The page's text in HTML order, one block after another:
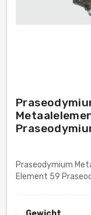
Praseodymium
Element 59